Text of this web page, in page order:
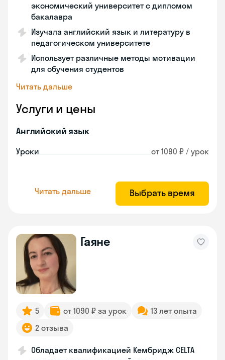
экономический университет с дипломом
бакалавра
Изучала английский язык и литературу в
педагогическом университете
Использует различные методы мотивации
для обучения студентов
Читать дальше
Услуги и цены
Английский язык
Уроки от 1090 ₽ / урок
Читать дальше Выбрать время
Гаяне
5 от 1090 ₽ за урок
13 лет опыта
2 отзыва
Обладает квалификацией Кембридж CELTA